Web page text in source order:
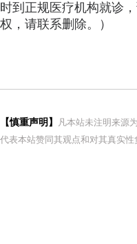
时到正规医疗机构就诊
权，请联系删除。）
【慎重声明】
凡本站未注明来源
代表本站赞同其观点和对其真实